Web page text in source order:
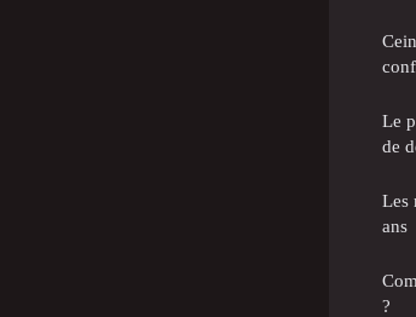
Le
de
Les
ans
?